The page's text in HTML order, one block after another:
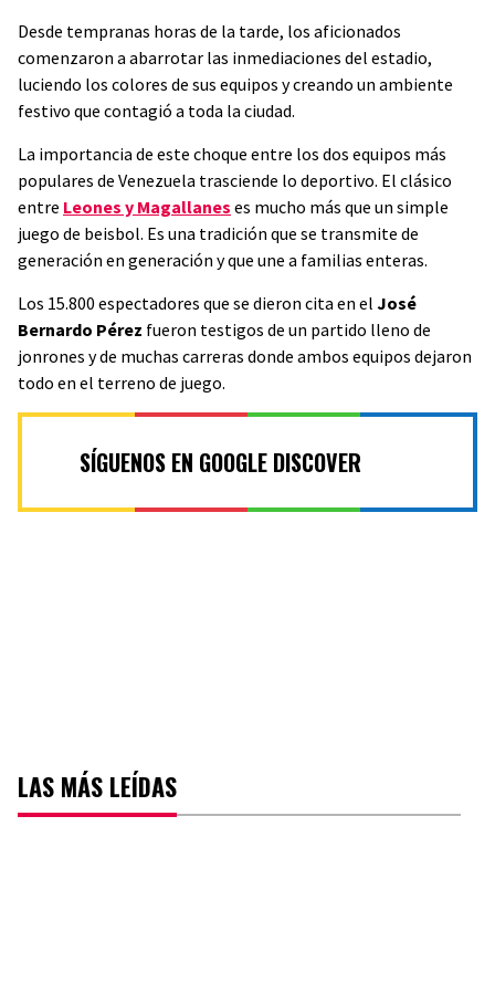
Desde tempranas horas de la tarde, los aficionados
comenzaron a abarrotar las inmediaciones del estadio,
luciendo los colores de sus equipos y creando un ambiente
festivo que contagió a toda la ciudad.
La importancia de este choque entre los dos equipos más
populares de Venezuela trasciende lo deportivo. El clásico
entre Leones y Magallanes es mucho más que un simple
juego de beisbol. Es una tradición que se transmite de
generación en generación y que une a familias enteras.
Los 15.800 espectadores que se dieron cita en el José
Bernardo Pérez fueron testigos de un partido lleno de
jonrones y de muchas carreras donde ambos equipos dejaron
todo en el terreno de juego.
SÍGUENOS EN GOOGLE DISCOVER
LAS MÁS LEÍDAS